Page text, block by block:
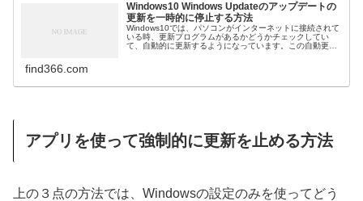
Windows10 Windows Updateのアップデートの
更新を一時的に停止する方法
Windows10では、パソコンがインターネットに接続されて
いる時、更新プログラムがあるかどうかチェックしてい
て、自動的に更新するようになっています。この自動更新
find366.com
アプリを使って強制的に更新を止める方法
上の３点の方法では、Windowsの設定のみを使ってどう